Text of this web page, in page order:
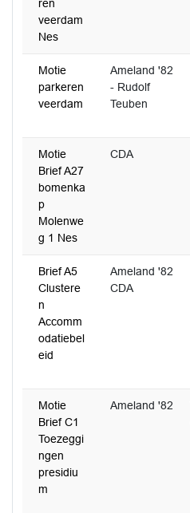
ren
veerdam
Nes
Motie
parkeren
veerdam
Ameland '82
- Rudolf
Teuben
Motie
Brief A27
bomenka
p
Molenwe
g 1 Nes
CDA
Brief A5
Clustere
n
Accomm
odatiebel
eid
Ameland '82
CDA
Motie
Brief C1
Toezeggi
ngen
presidiu
m
Ameland '82